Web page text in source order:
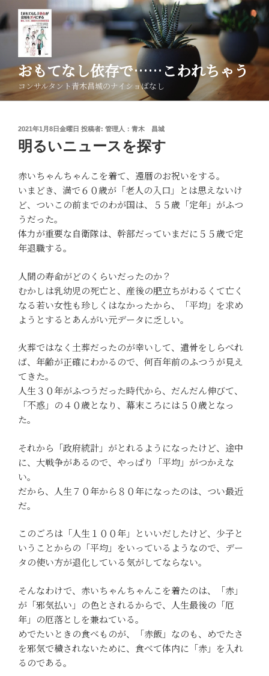
ン
テ
へ
ス
おもてなし依存で……こわれちゃう
コンサルタント青木昌城のナイショばなし
投
稿
日:
2021年1月8日金曜日 投稿者: 管理人：青木 昌城
明るいニュースを探す
赤いちゃんちゃんこを着て、還暦のお祝いをする。
いまどき、満で６０歳が「老人の入口」とは思えないけ
ど、ついこの前までのわが国は、５５歳「定年」がふつ
うだった。
体力が重要な自衛隊は、幹部だっていまだに５５歳で定
年退職する。
人間の寿命がどのくらいだったのか？
むかしは乳幼児の死亡と、産後の肥立ちがわるくて亡く
なる若い女性も珍しくはなかったから、「平均」を求め
ようとするとあんがい元データに乏しい。
火葬ではなく土葬だったのが幸いして、遺骨をしらべれ
ば、年齢が正確にわかるので、何百年前のふつうが見え
てきた。
人生３０年がふつうだった時代から、だんだん伸びて、
「不惑」の４０歳となり、幕末ころには５０歳となっ
た。
それから「政府統計」がとれるようになったけど、途中
に、大戦争があるので、やっぱり「平均」がつかえな
い。
だから、人生７０年から８０年になったのは、つい最近
だ。
このごろは「人生１００年」といいだしたけど、少子と
いうことからの「平均」をいっているようなので、デー
タの使い方が退化している気がしてならない。
そんなわけで、赤いちゃんちゃんこを着たのは、「赤」
が「邪気払い」の色とされるからで、人生最後の「厄
年」の厄落としを兼ねている。
めでたいときの食べものが、「赤飯」なのも、めでたさ
を邪気で穢されないために、食べて体内に「赤」を入れ
るのである。